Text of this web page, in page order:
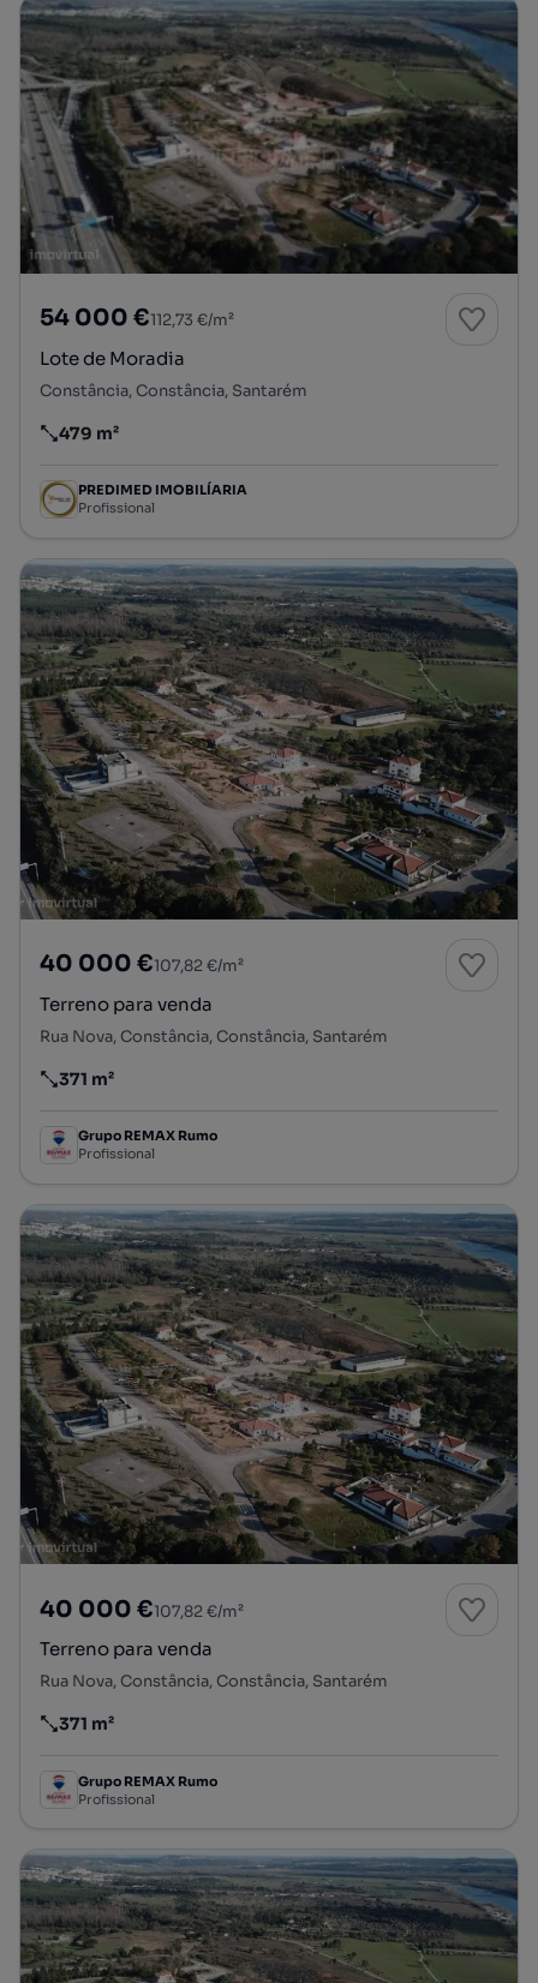
54 000 €112,73 €/m²
Lote de Moradia
Constância, Constância, Santarém
Preço por metro quadrado
479 m²
PREDIMED IMOBILÍARIA
Profissional
40 000 €107,82 €/m²
Terreno para venda
Rua Nova, Constância, Constância, Santarém
Preço por metro quadrado
371 m²
Grupo REMAX Rumo
Profissional
40 000 €107,82 €/m²
Terreno para venda
Rua Nova, Constância, Constância, Santarém
Preço por metro quadrado
371 m²
Grupo REMAX Rumo
Profissional